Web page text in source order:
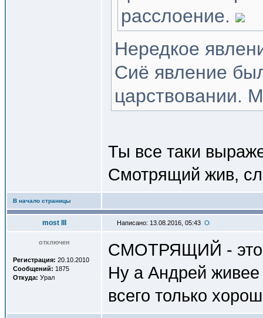
расслоение.
Нередкое
Сиё явление
царствовании.
Ты все таки
Смотрящий жив,
В начало страницы
most III Написано: 13.08.2016, 05:43
отключен
Регистрация: 20.10.2010
Сообщений: 1875
Откуда: Урал
СМОТРЯЩИЙ - это
Ну а Андрей
всего только